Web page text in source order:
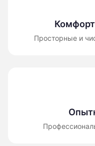
Просторные и